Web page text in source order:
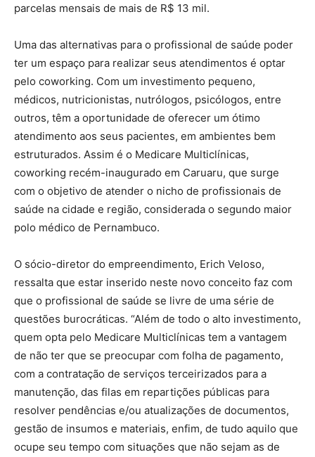
parcelas mensais de mais de R$ 13 mil.
Uma das alternativas para o profissional de saúde poder
ter um espaço para realizar seus atendimentos é optar
pelo coworking. Com um investimento pequeno,
médicos, nutricionistas, nutrólogos, psicólogos, entre
outros, têm a oportunidade de oferecer um ótimo
atendimento aos seus pacientes, em ambientes bem
estruturados. Assim é o Medicare Multiclínicas,
coworking recém-inaugurado em Caruaru, que surge
com o objetivo de atender o nicho de profissionais de
saúde na cidade e região, considerada o segundo maior
polo médico de Pernambuco.
O sócio-diretor do empreendimento, Erich Veloso,
ressalta que estar inserido neste novo conceito faz com
que o profissional de saúde se livre de uma série de
questões burocráticas. “Além de todo o alto investimento,
quem opta pelo Medicare Multiclínicas tem a vantagem
de não ter que se preocupar com folha de pagamento,
com a contratação de serviços terceirizados para a
manutenção, das filas em repartições públicas para
resolver pendências e/ou atualizações de documentos,
gestão de insumos e materiais, enfim, de tudo aquilo que
ocupe seu tempo com situações que não sejam as de